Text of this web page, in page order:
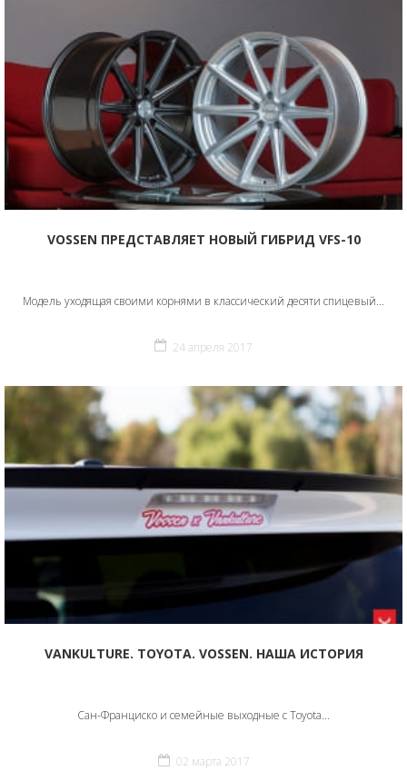
VOSSEN ПРЕДСТАВЛЯЕТ НОВЫЙ ГИБРИД VFS-10
Модель уходящая своими корнями в классический десяти спицевый...
24 апреля 2017
VANKULTURE. TOYOTA. VOSSEN. НАША ИСТОРИЯ
Сан-Франциско и семейные выходные с Toyota...
02 марта 2017